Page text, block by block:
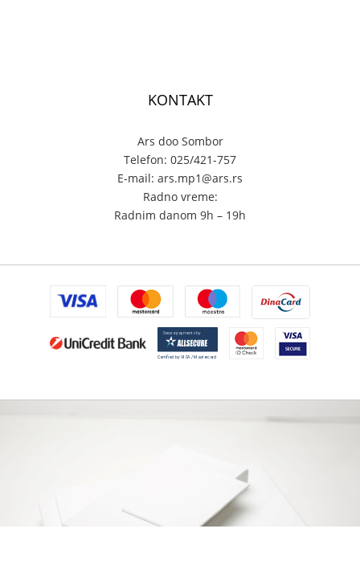
KONTAKT
Ars doo Sombor
Telefon: 025/421-757
E-mail: ars.mp1@ars.rs
Radno vreme:
Radnim danom 9h – 19h